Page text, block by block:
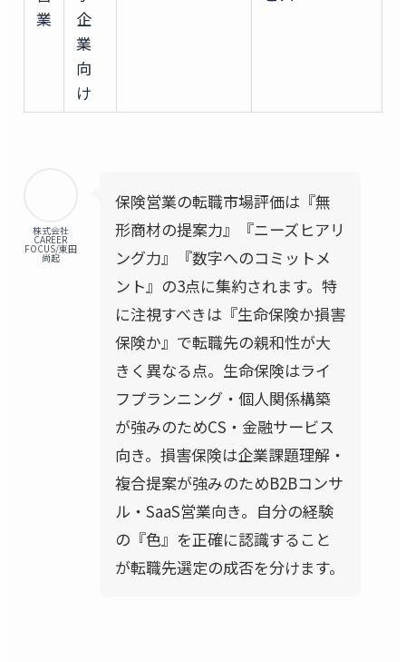
業
企
業
向
け
株式会社
CAREER
FOCUS/東田
尚起
保険営業の転職市場評価は『無
形商材の提案力』『ニーズヒアリ
ング力』『数字へのコミットメ
ント』の3点に集約されます。特
に注視すべきは『生命保険か損害
保険か』で転職先の親和性が大
きく異なる点。生命保険はライ
フプランニング・個人関係構築
が強みのためCS・金融サービス
向き。損害保険は企業課題理解・
複合提案が強みのためB2Bコンサ
ル・SaaS営業向き。自分の経験
の『色』を正確に認識すること
が転職先選定の成否を分けます。